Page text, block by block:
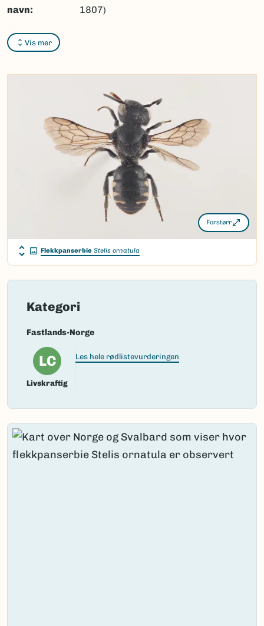
Vis mer
navn:
1807)
Synonymer:
Bokmål:flekkpanserbie
Nynorsk:flekkpanserbie
Nordsamisk/Davvisámegiella:
Vitenskapelig navn ID:119628
Takson ID:77860
Gå til Nortaxa for flere detaljer
(Ekstern lenke)
Forstørr
Flekkpanserbie Stelis ornatula
Kategori
Fastlands-Norge
LC
Livskraftig
Les hele rødlistevurderingen